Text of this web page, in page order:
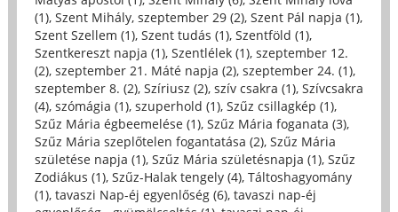
(1), Szent Mihály, szeptember 29 (2), Szent Pál napja (1),
Szent Szellem (1), Szent tudás (1), Szentföld (1),
Szentkereszt napja (1), Szentlélek (1), szeptember 12.
(2), szeptember 21. Máté napja (2), szeptember 24. (1),
szeptember 8. (2), Szíriusz (2), szív csakra (1), Szívcsakra
(4), szómágia (1), szuperhold (1), Szűz csillagkép (1),
Szűz Mária égbeemelése (1), Szűz Mária foganata (3),
Szűz Mária szeplőtelen fogantatása (2), Szűz Mária
születése napja (1), Szűz Mária születésnapja (1), Szűz
Zodiákus (1), Szűz-Halak tengely (4), Táltoshagyomány
(1), tavaszi Nap-éj egyenlőség (6), tavaszi nap-éj